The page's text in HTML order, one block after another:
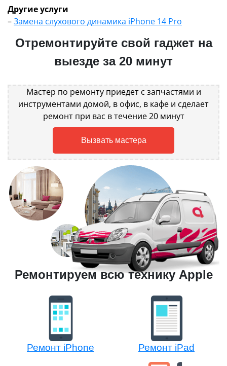
Другие услуги
–Замена слухового динамика iPhone 14 Pro
Отремонтируйте свой гаджет на
выезде за 20 минут
Мастер по ремонту приедет с запчастями и
инструментами домой, в офис, в кафе и сделает
ремонт при вас в течение 20 минут
Вызвать мастера
Ремонтируем всю технику Apple
Ремонт iPhone Ремонт iPad